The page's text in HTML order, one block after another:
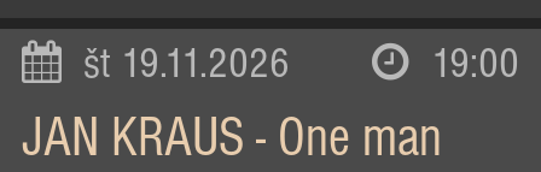
št 19.11.2026 19:00
JAN KRAUS - One man